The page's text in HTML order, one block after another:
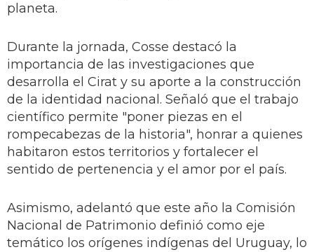
planeta.
Durante la jornada, Cosse destacó la
importancia de las investigaciones que
desarrolla el Cirat y su aporte a la construcción
de la identidad nacional. Señaló que el trabajo
científico permite "poner piezas en el
rompecabezas de la historia", honrar a quienes
habitaron estos territorios y fortalecer el
sentido de pertenencia y el amor por el país.
Asimismo, adelantó que este año la Comisión
Nacional de Patrimonio definió como eje
temático los orígenes indígenas del Uruguay, lo